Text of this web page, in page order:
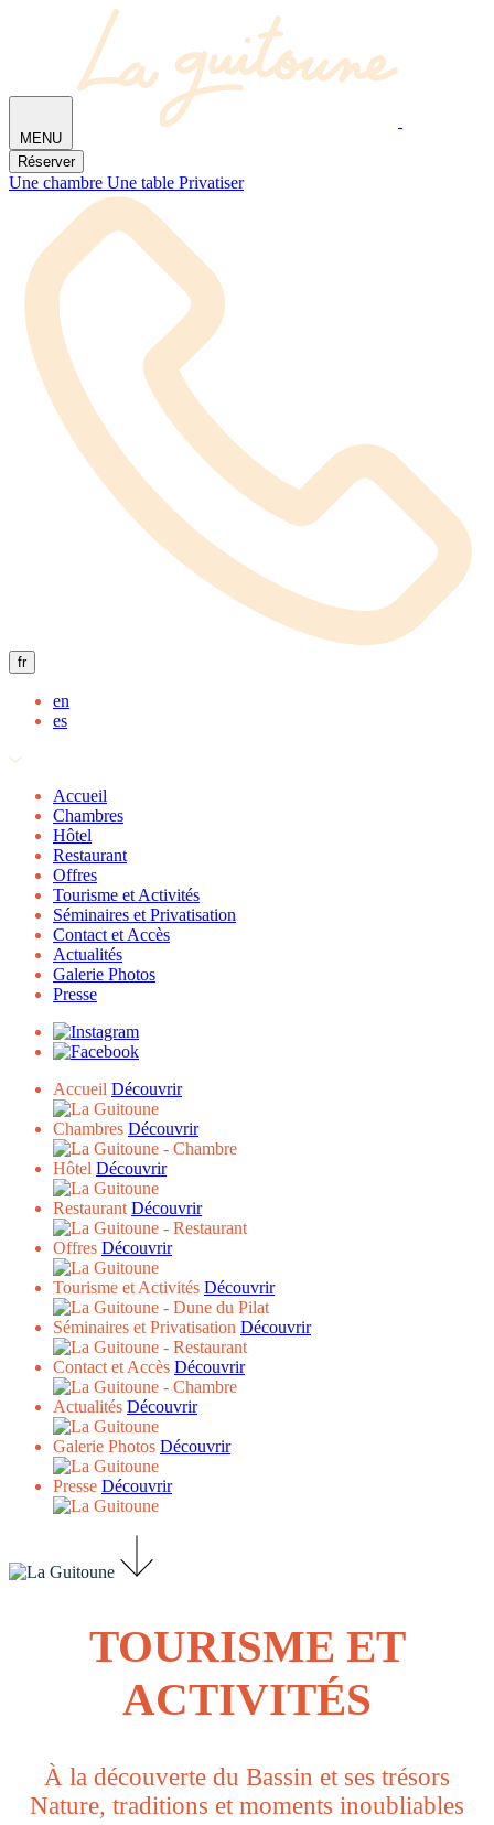
MENU
Réserver
Une chambre Une table Privatiser
fr
en
es
Accueil
Chambres
Hôtel
Restaurant
Offres
Tourisme et Activités
Séminaires et Privatisation
Contact et Accès
Actualités
Galerie Photos
Presse
Accueil Découvrir
Chambres Découvrir
Hôtel Découvrir
Restaurant Découvrir
Offres Découvrir
Tourisme et Activités Découvrir
Séminaires et Privatisation Découvrir
Contact et Accès Découvrir
Actualités Découvrir
Galerie Photos Découvrir
Presse Découvrir
TOURISME ET
ACTIVITÉS
À la découverte du Bassin et ses trésors
Nature, traditions et moments inoubliables